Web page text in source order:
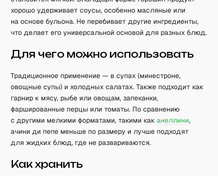
хорошо удерживает соусы, особенно масляные или
на основе бульона. Не перебивает другие ингредиенты,
что делает его универсальной основой для разных блюд.
Для чего можно использовать
Традиционное применение — в супах (минестроне,
овощные супы) и холодных салатах. Также подходит как
гарнир к мясу, рыбе или овощам, запеканки,
фаршированные перцы или томаты. По сравнению
с другими мелкими форматами, такими каканеллини,
ачини ди пепе меньше по размеру и лучше подходят
для жидких блюд, где не развариваются.
Как хранить